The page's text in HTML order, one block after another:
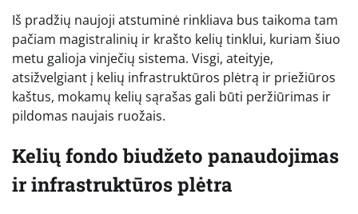
Iš pradžių naujoji atstuminė rinkliava bus taikoma tam
pačiam magistralinių ir krašto kelių tinklui, kuriam šiuo
metu galioja vinječių sistema. Visgi, ateityje,
atsižvelgiant į kelių infrastruktūros plėtrą ir priežiūros
kaštus, mokamų kelių sąrašas gali būti peržiūrimas ir
pildomas naujais ruožais.
Kelių fondo biudžeto panaudojimas
ir infrastruktūros plėtra